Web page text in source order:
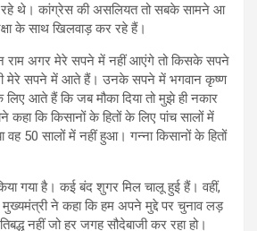
थे। कांग्रेस की असलियत तो सबके सामने आ
के साथ खिलवाड़ कर रहे हैं।
राम अगर मेरे सपने में नहीं आएंगे तो किसके सपने
मेरे सपने में आते हैं। उनके सपने में भगवान कृष्ण
आते हैं कि जब मौका दिया तो मुझे ही नकार
कहा कि किसानों के हितों के लिए पांच सालों में
वह 50 सालों में नहीं हुआ। गन्ना किसानों के हितों
गया है। कई बंद शुगर मिल चालू हुई हैं। वहीं,
ने कहा कि हम अपने मुद्दे पर चुनाव लड़
नहीं जो हर जगह सौदेबाजी कर रहा हो।